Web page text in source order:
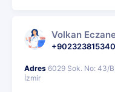
Volkan
+902323815340
Adres 6029 Sok. No: 43/
İzmir